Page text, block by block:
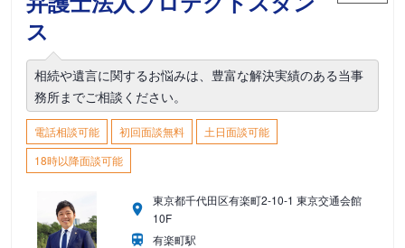
ス
相続や遺言に関するお悩みは、豊富な解決実績のある当事
務所までご相談ください。
電話相談可能 初回面談無料
土日面談可能
18時以降面談可能
東京都千代田区有楽町2-10-1 東京交通会館
10F
有楽町駅